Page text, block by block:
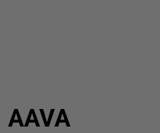
AAVA